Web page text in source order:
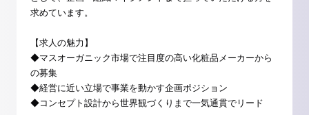
求めています。
【求人の魅力】
◆マスオーガニック市場で注目度の高い化粧品メーカーから
の募集
◆経営に近い立場で事業を動かす企画ポジション
◆コンセプト設計から世界観づくりまで一気通貫でリード